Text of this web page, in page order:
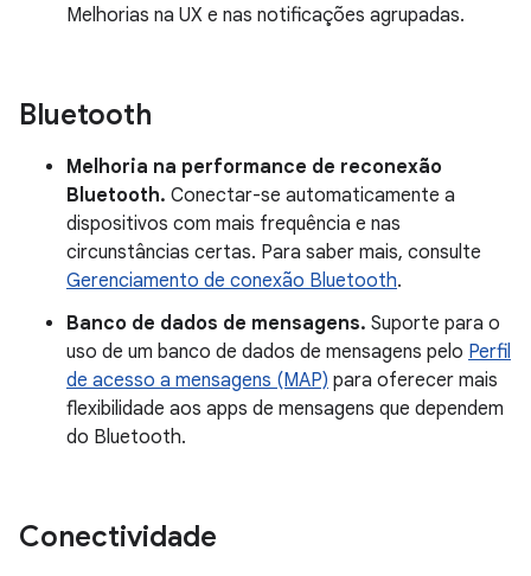
Melhorias na UX e nas notificações agrupadas.
Bluetooth
Melhoria na performance de reconexão
Bluetooth. Conectar-se automaticamente a
dispositivos com mais frequência e nas
circunstâncias certas. Para saber mais, consulte
Gerenciamento de conexão Bluetooth.
Banco de dados de mensagens. Suporte para o
uso de um banco de dados de mensagens pelo Perfil
de acesso a mensagens (MAP) para oferecer mais
flexibilidade aos apps de mensagens que dependem
do Bluetooth.
Conectividade